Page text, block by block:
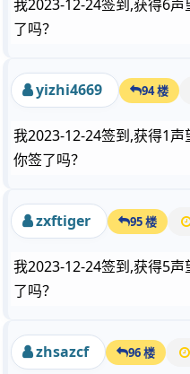
我2023-12-24签到,获得6
了吗？
yizhi4669 94 楼
我2023-12-24签到,获得1声
你签了吗？
zxftiger 95 楼
我2023-12-24签到,获得5
了吗？
zhsazcf 96 楼